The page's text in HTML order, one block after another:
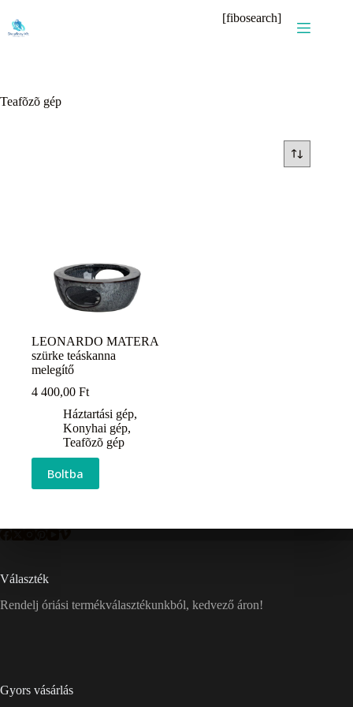
content
[fibosearch]
Teafõzõ gép
LEONARDO MATERA
szürke teáskanna
melegítő
4 400,00 Ft
Háztartási gép,
Konyhai gép,
Teafõzõ gép
Boltba
Választék
Rendelj óriási termékválasztékunkból, kedvező áron!
Gyors vásárlás